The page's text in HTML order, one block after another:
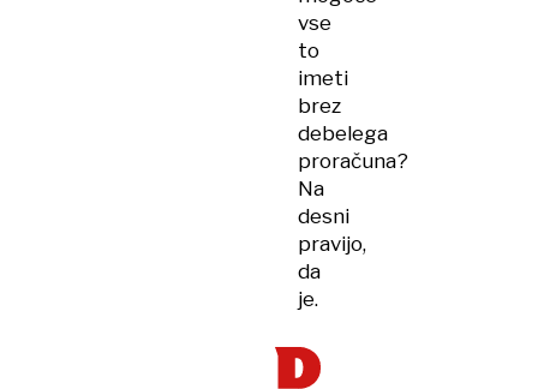
vse
to
imeti
brez
debelega
proračuna?
Na
desni
pravijo,
da
je.